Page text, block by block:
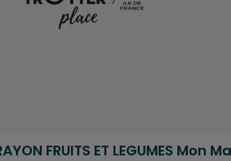
FRUITS ET LEGUMES Mon